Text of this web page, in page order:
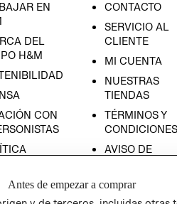
EN
DEL
H&M
CON
CONTACTO
SERVICIO AL
CLIENTE
MI CUENTA
NUESTRAS
TIENDAS
TÉRMINOS Y
CONDICIONES
AVISO DE
GIFT CARD
Antes de empezar a comprar